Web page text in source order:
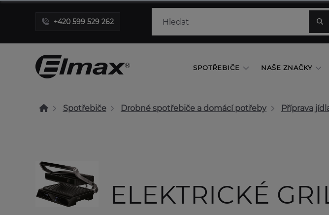
+420 599 529 262
SPOTŘEBIČE NAŠE ZNAČKY
Spotřebiče Drobné spotřebiče a domácí potřeby Příprava
ELEKTRICKÉ